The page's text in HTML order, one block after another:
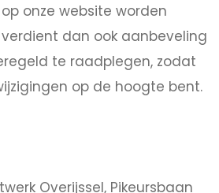
onze website worden
dan ook aanbeveling
te raadplegen, zodat
op de hoogte bent.
Overijssel, Pikeursbaan